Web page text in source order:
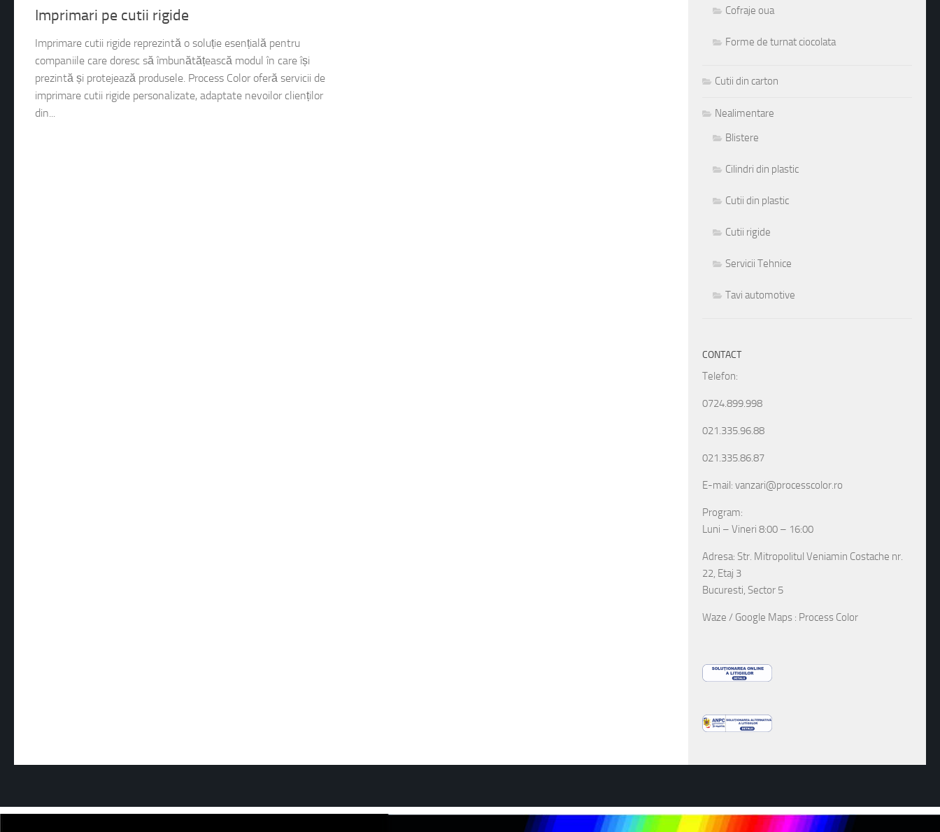
Imprimari pe cutii rigide
Imprimare cutii rigide reprezintă o soluție esențială pentru
companiile care doresc să îmbunătățească modul în care își
prezintă și protejează produsele. Process Color oferă servicii de
imprimare cutii rigide personalizate, adaptate nevoilor clienților
din...
Cofraje oua
Forme de turnat ciocolata
Cutii din carton
Nealimentare
Blistere
Cilindri din plastic
Cutii din plastic
Cutii rigide
Servicii Tehnice
Tavi automotive
CONTACT
Telefon:
0724.899.998
021.335.96.88
021.335.86.87
E-mail: vanzari@processcolor.ro
Program:
Luni – Vineri 8:00 – 16:00
Adresa: Str. Mitropolitul Veniamin Costache nr.
22, Etaj 3
Bucuresti, Sector 5
Waze / Google Maps : Process Color